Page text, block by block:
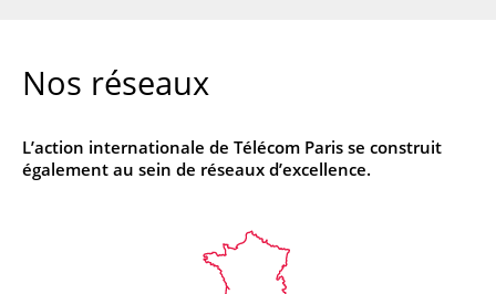
Nos réseaux
L’action internationale de Télécom Paris se construit
également au sein de réseaux d’excellence.